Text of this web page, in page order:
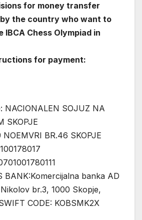
for money transfer
the country who want to
Chess Olympiad in
for payment:
NACIONALEN SOJUZ NA
SKOPJE
NOEMVRI BR.46 SKOPJE
BANK:Komercijalna banka AD
br.3, 1000 Skopje,
CODE: KOBSMK2X